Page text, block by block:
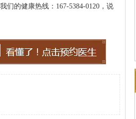
们的健康热线：167-5384-0120，说